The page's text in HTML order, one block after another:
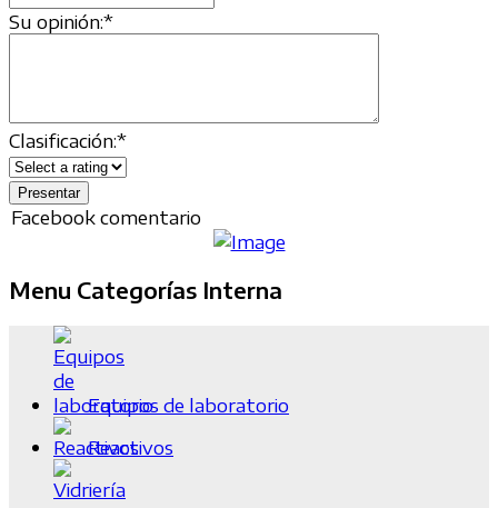
Su opinión:*
Clasificación:*
Facebook comentario
Menu Categorías Interna
Equipos de laboratorio
Reactivos